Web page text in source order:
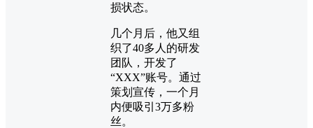
损状态。
几个月后，他又组
织了40多人的研发
团队，开发了
“XXX”账号。通过
策划宣传，一个月
内便吸引3万多粉
丝。